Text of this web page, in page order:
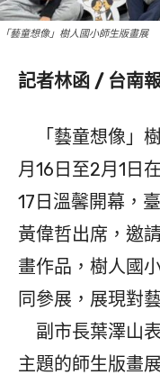
「藝童想像」樹人國小師生版畫展
記者林函 / 台南
「藝童想像」
月16日至2月1日
17日溫馨開幕，
黃偉哲出席，邀
畫作品，樹人國
同參展，展現對
副市長葉澤山
主題的師生版畫